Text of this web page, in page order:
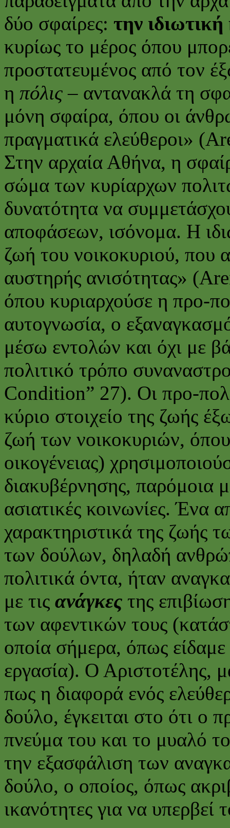
δύο σφαίρες: την
κυρίως το μέρος όπου
προστατευμένος από τον
η πόλις – αντανακλά τη
μόνη σφαίρα, όπου οι
πραγματικά ελεύθεροι»
Στην αρχαία Αθήνα, η
σώμα των κυρίαρχων
δυνατότητα να
αποφάσεων, ισόνομα. Η
ζωή του νοικοκυριού, που
αυστηρής ανισότητας»
όπου κυριαρχούσε η προ-
αυτογνωσία, ο
μέσω εντολών και όχι με
πολιτικό τρόπο
Condition” 27). Οι προ-
κύριο στοιχείο της ζωής
ζωή των νοικοκυριών,
οικογένειας)
διακυβέρνησης, παρόμοια
ασιατικές κοινωνίες. Ένα
χαρακτηριστικά της ζωής
των δούλων, δηλαδή
πολιτικά όντα, ήταν
με τις ανάγκες της
των αφεντικών τους
οποία σήμερα, όπως
εργασία). Ο Αριστοτέλης,
πως η διαφορά ενός
δούλο, έγκειται στο ότι ο
πνεύμα του και το μυαλό
την εξασφάλιση των
δούλο, ο οποίος, όπως
ικανότητες για να υπερβεί